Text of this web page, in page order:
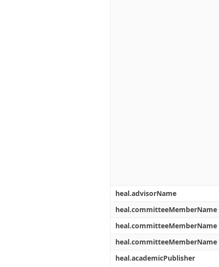
heal.advisorName
heal.committeeMemberName
heal.committeeMemberName
heal.committeeMemberName
heal.academicPublisher